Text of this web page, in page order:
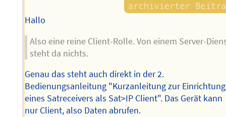
Hallo
Also eine reine Client-Rolle. Von einem Server-
steht da nichts.
Genau das steht auch direkt in der 2.
Bedienungsanleitung "Kurzanleitung zur Einrichtung
eines Satreceivers als Sat>IP Client". Das Gerät kann
nur Client, also Daten abrufen.